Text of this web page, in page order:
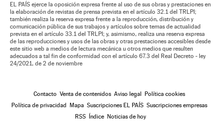
EL PAÍS ejerce la oposición expresa frente al uso de sus obras y prestaciones en
la elaboración de revistas de prensa prevista en el artículo 32.1 del TRLPI;
también realiza la reserva expresa frente a la reproducción, distribución y
comunicación pública de sus trabajos y artículos sobre temas de actualidad
prevista en el artículo 33.1 del TRLPI; y, asimismo, realiza una reserva expresa
de las reproducciones y usos de las obras y otras prestaciones accesibles desde
este sitio web a medios de lectura mecánica u otros medios que resulten
adecuados a tal fin de conformidad con el artículo 67.3 del Real Decreto - ley
24/2021, de 2 de noviembre
Contacto Venta de contenidos Aviso legal
Política cookies
Política de privacidad
Mapa Suscripciones EL PAÍS Suscripciones empresas
RSS
Índice Noticias de hoy